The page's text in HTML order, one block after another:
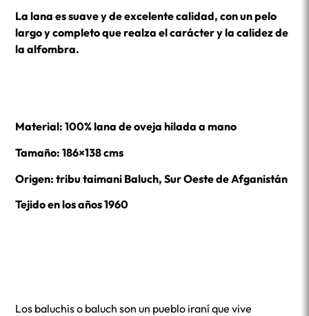
La lana es suave y de excelente calidad, con un pelo
largo y completo que realza el carácter y la calidez de
la alfombra.
Material: 100% lana de oveja hilada a mano
Tamaño: 186×138 cms
Origen: tribu taimani Baluch, Sur Oeste de Afganistán
Tejido en los años 1960
Los baluchis o baluch son un pueblo iraní que vive